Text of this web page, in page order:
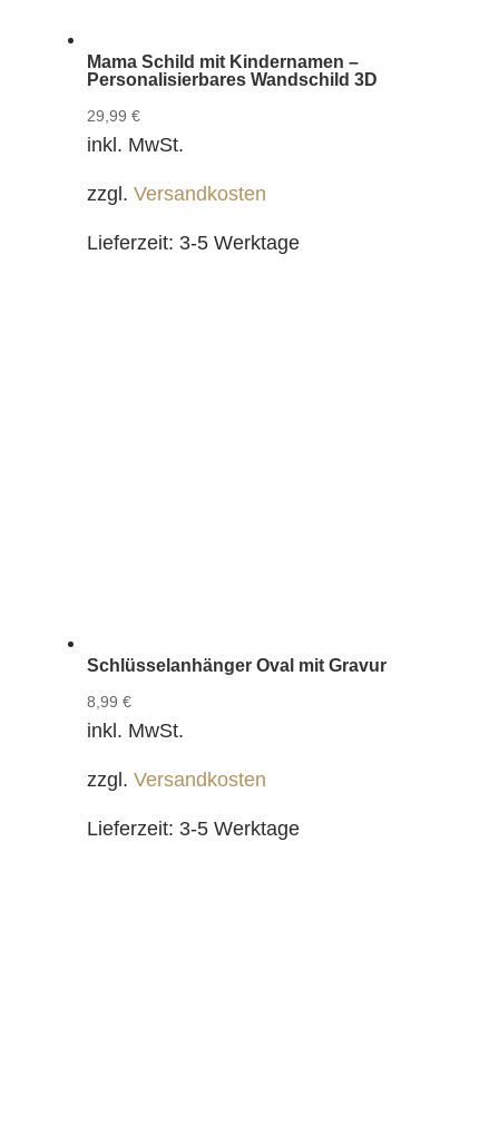
Mama Schild mit Kindernamen –
Personalisierbares Wandschild 3D
29,99 €
inkl. MwSt.
zzgl. Versandkosten
Lieferzeit: 3-5 Werktage
Schlüsselanhänger Oval mit Gravur
8,99 €
inkl. MwSt.
zzgl. Versandkosten
Lieferzeit: 3-5 Werktage